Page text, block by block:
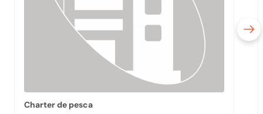
Charter de pesca